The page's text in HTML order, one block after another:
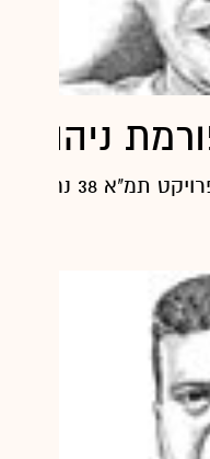
ניהול
האם פלטפורמות לניהול